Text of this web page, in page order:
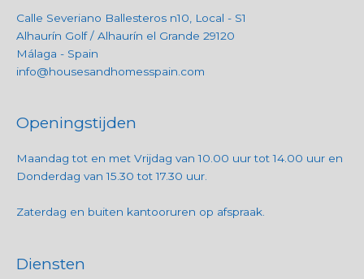
Calle Severiano Ballesteros n10, Local - S1
Alhaurín Golf / Alhaurín el Grande 29120
Málaga - Spain
info@housesandhomesspain.com
Openingstijden
Maandag tot en met Vrijdag van 10.00 uur tot 14.00 uur en
Donderdag van 15.30 tot 17.30 uur.
Zaterdag en buiten kantooruren op afspraak.
Diensten